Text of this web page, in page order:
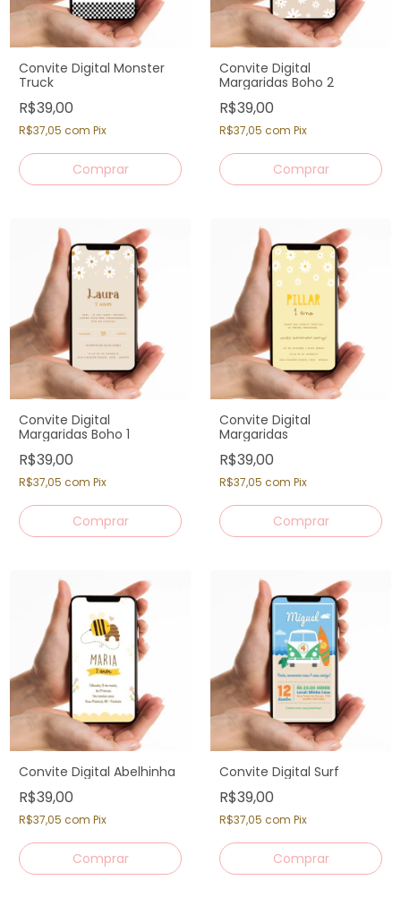
Convite Digital Monster
Truck
R$39,00
R$37,05 com Pix
Convite Digital
Margaridas Boho 2
R$39,00
R$37,05 com Pix
Convite Digital
Margaridas Boho 1
R$39,00
R$37,05 com Pix
Convite Digital
Margaridas
R$39,00
R$37,05 com Pix
Convite Digital Abelhinha
R$39,00
R$37,05 com Pix
Convite Digital Surf
R$39,00
R$37,05 com Pix